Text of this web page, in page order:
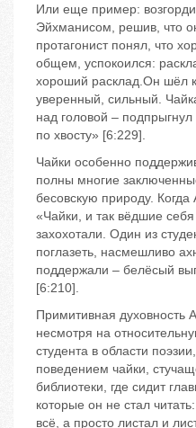
Или еще пример:
Эйхманисом, решив, что
протагонист понял, что
общем, успокоился:
хороший расклад.Он шёл
уверенный, сильный.
над головой –
по хвосту» [6:229].
Чайки особенно
полны многие
бесовскую природу.
«Чайки, и так вёдшие
захохотали. Один из
поглазеть, насмешливо
поддержали – белёсый
[6:210].
Примитивная духовность
несмотря на
студента в области
поведением чайки,
библиотеки, где сидит
которые он не стал
всё, а просто листал и